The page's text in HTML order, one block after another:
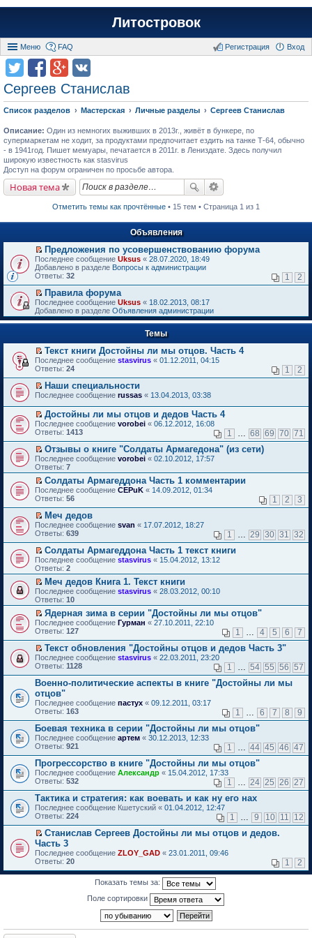
Литостровок
Меню FAQ Вход
Регистрация
Сергеев Станислав
Список разделов Мастерская Личные разделы Сергеев Станислав
Описание: Один из немногих выживших в 2013г., живёт в бункере, по
супермаркетам не ходит, за продуктами предпочитает ездить на танке Т-64, обычно
- в 1941год. Пишет мемуары, печатается в 2011г. в Лениздате. Здесь получил
широкую известность как stasvirus
Доступ на форум ограничен по просьбе автора.
Новая тема
Отметить темы как прочтённые • 15 тем • Страница 1 из 1
Объявления
П
е
р
й
т
и
к
п
в
о
м
у
н
е
п
р
о
ч
и
т
а
н
н
о
м
у
с
о
о
б
щ
е
н
и
ю
Предложения по усовершенствованию форума
Последнее сообщение Uksus « 28.07.2020, 18:49
Добавлено в разделе Вопросы к администрации
Ответы: 32 1 2
П
е
р
е
т
и
к
п
р
в
о
м
у
н
е
п
р
о
ч
и
т
а
н
н
о
м
у
с
о
о
б
щ
е
н
и
ю
Правила форума
Последнее сообщение Uksus « 18.02.2013, 08:17
Добавлено в разделе Объявления администрации
Темы
П
е
е
й
т
и
к
п
е
р
в
о
м
у
н
е
п
р
о
ч
и
т
а
н
н
о
м
у
с
о
о
б
щ
е
и
ю
Текст книги Достойны ли мы отцов. Часть 4
Последнее сообщение stasvirus « 01.12.2011, 04:15
Ответы: 24 1 2
П
р
е
й
т
и
к
п
е
р
в
о
м
у
н
е
п
р
о
ч
и
т
а
н
н
о
м
у
с
о
б
щ
е
н
и
ю
Наши специальности
Последнее сообщение russas « 13.04.2013, 03:38
П
е
е
й
т
и
к
п
е
в
о
м
у
н
е
п
р
о
ч
и
т
а
н
н
о
м
у
с
о
щ
е
н
и
ю
Достойны ли мы отцов и дедов Часть 4
Последнее сообщение vorobei « 06.12.2012, 16:08
Ответы: 1413 1 68 69 70 71
П
е
р
е
й
т
и
п
е
в
о
м
у
н
е
п
р
о
ч
и
т
н
н
о
м
у
с
о
о
б
щ
е
н
и
ю
Отзывы о книге "Солдаты Армагедона" (из сети)
Последнее сообщение vorobei « 02.10.2012, 17:57
Ответы: 7
П
е
е
й
т
и
к
п
е
р
в
о
м
у
н
е
п
р
о
ч
и
а
н
н
о
м
у
с
о
о
б
щ
е
н
и
ю
Солдаты Армагеддона Часть 1 комментарии
Последнее сообщение CEPuK « 14.09.2012, 01:34
Ответы: 56 1 2 3
П
е
е
й
т
и
п
е
р
в
о
м
у
н
е
п
р
о
ч
и
т
а
н
н
о
м
у
с
о
о
б
щ
е
н
и
ю
Меч дедов
Последнее сообщение svan « 17.07.2012, 18:27
Ответы: 639 1 29 30 31 32
П
е
р
е
й
т
и
к
п
е
р
о
м
у
н
е
п
р
о
ч
и
т
а
н
н
о
м
у
с
о
о
б
щ
е
н
и
Солдаты Армагеддона Часть 1 текст книги
Последнее сообщение stasvirus « 15.04.2012, 13:12
Ответы: 2
П
е
р
е
й
т
и
к
п
е
в
м
у
н
е
п
р
о
ч
и
т
а
н
н
о
м
у
с
о
о
б
щ
е
Меч дедов Книга 1. Текст книги
Последнее сообщение stasvirus « 28.03.2012, 00:10
Ответы: 10
П
е
е
т
и
п
е
р
в
о
м
у
н
е
п
р
о
и
т
а
н
н
о
м
у
с
о
ю
Ядерная зима в серии "Достойны ли мы отцов"
Последнее сообщение Гурман « 27.10.2011, 22:10
Ответы: 127 1 4 5 6 7
П
е
е
й
т
и
к
п
е
р
в
о
м
у
н
е
п
р
о
и
а
н
н
о
щ
Текст обновления "Достойны отцов и дедов Часть 3"
Последнее сообщение stasvirus « 22.03.2011, 23:20
Ответы: 1128 1 54 55 56 57
Военно-политические аспекты в книге "Достойны ли мы
отцов"
Последнее сообщение пастух « 09.12.2011, 03:17
Ответы: 163 1 6 7 8 9
Боевая техника в серии "Достойны ли мы отцов"
Последнее сообщение артем « 30.12.2013, 12:33
Ответы: 921 1 44 45 46 47
Прогрессорство в книге "Достойны ли мы отцов"
Последнее сообщение Александр « 15.04.2012, 17:33
Ответы: 532 1 24 25 26 27
Тактика и стратегия: как воевать и как ну его нах
Последнее сообщение Кшетуский « 01.04.2012, 12:47
Ответы: 224 1 9 10 11 12
П
е
р
е
й
в
Станислав Сергеев Достойны ли мы отцов и дедов.
Часть 3
Последнее сообщение ZLOY_GAD « 23.01.2011, 09:46
Ответы: 20 1 2
Показать темы за:
Поле сортировки